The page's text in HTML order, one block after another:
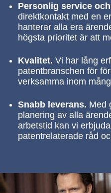
Personlig service
direktkontakt med en
hanterar alla era
högsta prioritet är att
Kvalitet. Vi har lång
patentbranschen för
verksamma inom
Snabb leverans. Med
planering av alla
arbetstid kan vi
patentrelaterade råd